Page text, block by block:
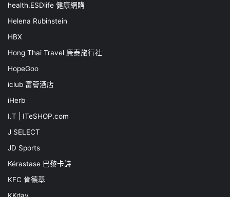
health.ESDlife 健康網購
Helena Rubinstein
HBX
Hong Thai Travel 康泰旅行社
HopeGoo
iclub 富薈酒店
iHerb
I.T | ITeSHOP.com
J SELECT
JD Sports
Kérastase 巴黎卡詩
KFC 肯德基
KKday